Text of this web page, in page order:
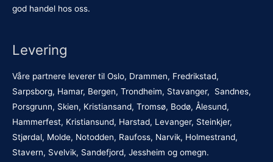
god handel hos oss.
Levering
Våre partnere leverer til Oslo, Drammen, Fredrikstad,
Sarpsborg, Hamar, Bergen, Trondheim, Stavanger, Sandnes,
Porsgrunn, Skien, Kristiansand, Tromsø, Bodø, Ålesund,
Hammerfest, Kristiansund, Harstad, Levanger, Steinkjer,
Stjørdal, Molde, Notodden, Raufoss, Narvik, Holmestrand,
Stavern, Svelvik, Sandefjord, Jessheim og omegn.